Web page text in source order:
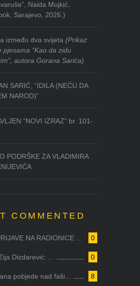
Naida Mujkić,
Sarajevo, 2026.)
između dva svijeta(Prikaz
pjesama “Kao da zidu
autora Gorana Sarića)
SARIĆ, “IDILA (NEĆU DA
NAROD)”
“NOVI IZRAZ” br. 101-
PODRŠKE ZA VLADIMIRA
COMMENTED
0
NA RADIONICE ...
0
Dizdarević: ...
8
pobjede nad faši...